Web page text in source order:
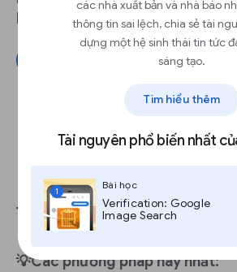
các nhà xuất bản và nhà báo
thông tin sai lệch, chia sẻ tài
dựng một hệ sinh thái tin tức
sáng tạo.
Tìm hiểu thêm
Tài nguyên phổ biến nhất
1
Bài học
Verification: Google
Image Search
hôm nay(Tiếp tục khám phá).
Kết nối Google Analytics
Làm cho phần bài
trở nên dễ đọc
💡Các phương pháp hay nhất: